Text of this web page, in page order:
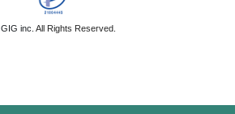
GIG inc. All Rights Reserved.